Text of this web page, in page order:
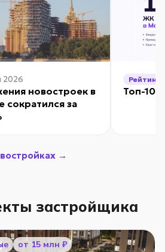
2026
новостроек в
сократился за
Рейтинг
Топ-10
→
застройщика
от 15 млн ₽